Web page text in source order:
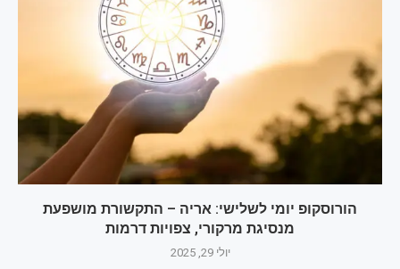
הורוסקופ יומי לשלישי: אריה – התקשורת מושפעת
מנסיגת מרקורי, צפויות דרמות
יולי 29, 2025